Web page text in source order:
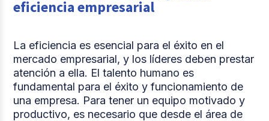
eficiencia empresarial
La eficiencia es esencial para el éxito en el
mercado empresarial, y los líderes deben prestar
atención a ella. El talento humano es
fundamental para el éxito y funcionamiento de
una empresa. Para tener un equipo motivado y
productivo, es necesario que desde el área de